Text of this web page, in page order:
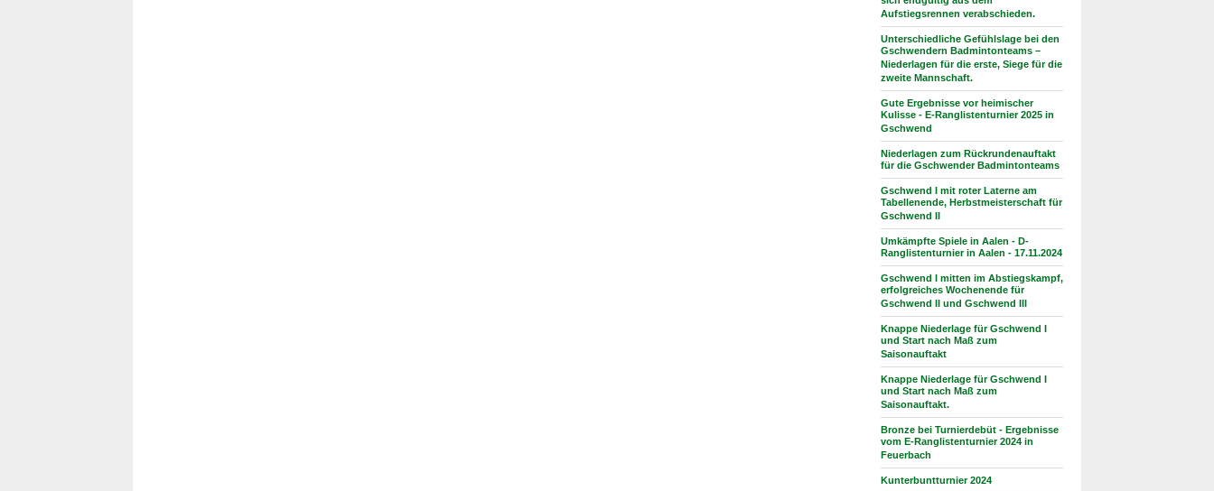
Aufstiegsrennen verabschieden.
Unterschiedliche Gefühlslage bei den
Gschwendern Badmintonteams –
Niederlagen für die erste, Siege für die
zweite Mannschaft.
Gute Ergebnisse vor heimischer
Kulisse - E-Ranglistenturnier 2025 in
Gschwend
Niederlagen zum Rückrundenauftakt
für die Gschwender Badmintonteams
Gschwend I mit roter Laterne am
Tabellenende, Herbstmeisterschaft für
Gschwend II
Umkämpfte Spiele in Aalen - D-
Ranglistenturnier in Aalen - 17.11.2024
Gschwend I mitten im Abstiegskampf,
erfolgreiches Wochenende für
Gschwend II und Gschwend III
Knappe Niederlage für Gschwend I
und Start nach Maß zum
Saisonauftakt
Knappe Niederlage für Gschwend I
und Start nach Maß zum
Saisonauftakt.
Bronze bei Turnierdebüt - Ergebnisse
vom E-Ranglistenturnier 2024 in
Feuerbach
Kunterbuntturnier 2024